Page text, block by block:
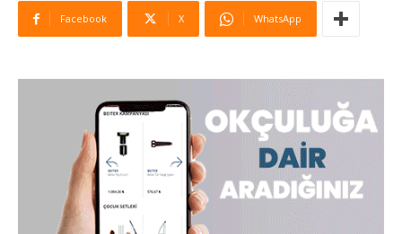
Facebook X WhatsApp